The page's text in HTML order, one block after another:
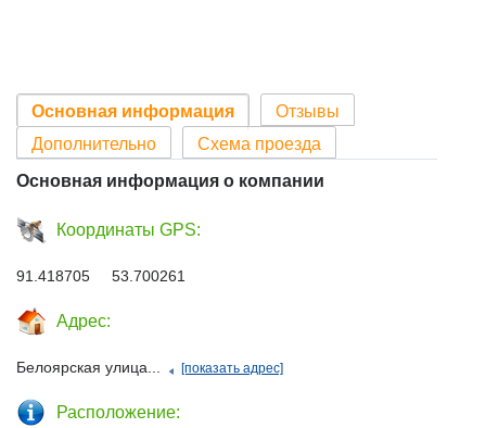
Основная информация
Отзывы
Дополнительно
Схема проезда
Основная информация о компании
Координаты GPS:
91.418705 53.700261
Адрес:
Белоярская улица... [показать адрес]
Расположение: